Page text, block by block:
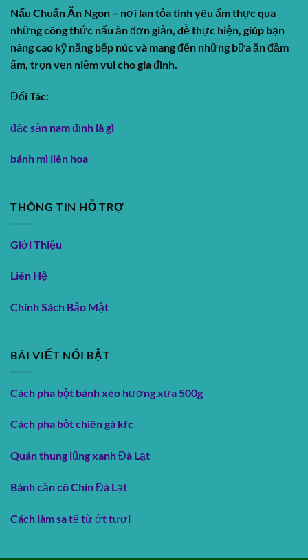
Nấu Chuẩn Ăn Ngon – nơi lan tỏa tình yêu ẩm thực qua
những công thức nấu ăn đơn giản, dễ thực hiện, giúp bạn
nâng cao kỹ năng bếp núc và mang đến những bữa ăn đầm
ấm, trọn vẹn niềm vui cho gia đình.
Đối Tác:
đặc sản nam định là gì
bánh mì liên hoa
THÔNG TIN HỖ TRỢ
Giới Thiệu
Liên Hệ
Chính Sách Bảo Mật
BÀI VIẾT NỔI BẬT
Cách pha bột bánh xèo hương xưa 500g
Cách pha bột chiên gà kfc
Quán thung lũng xanh Đà Lạt
Bánh căn cô Chín Đà Lạt
Cách làm sa tế từ ớt tươi